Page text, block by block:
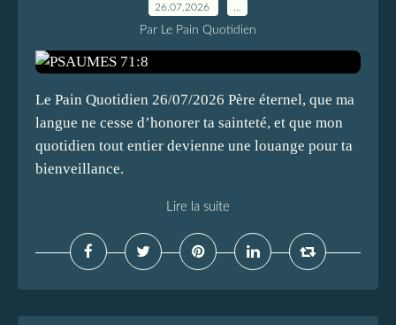
26.07.2026
Par Le Pain Quotidien
Le Pain Quotidien 26/07/2026 Père éternel, que ma
langue ne cesse d’honorer ta sainteté, et que mon
quotidien tout entier devienne une louange pour ta
bienveillance.
Lire la suite